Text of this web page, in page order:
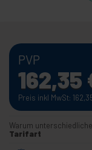
PVP
162,35
Preis inkl MwSt:
Warum
Tarifart